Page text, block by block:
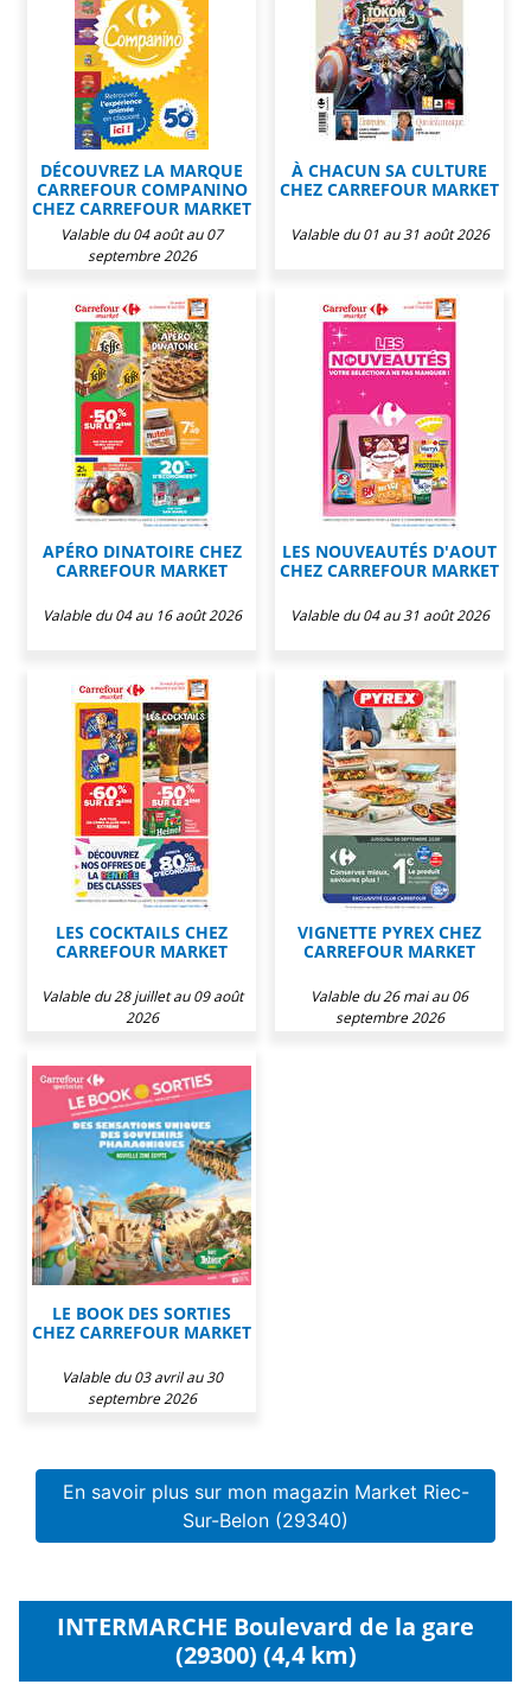
DÉCOUVREZ LA MARQUE
CARREFOUR COMPANINO
CHEZ CARREFOUR MARKET
Valable du 04 août au 07
septembre 2026
À CHACUN SA CULTURE
CHEZ CARREFOUR MARKET
Valable du 01 au 31 août 2026
APÉRO DINATOIRE CHEZ
CARREFOUR MARKET
Valable du 04 au 16 août 2026
LES NOUVEAUTÉS D'AOUT
CHEZ CARREFOUR MARKET
Valable du 04 au 31 août 2026
LES COCKTAILS CHEZ
CARREFOUR MARKET
Valable du 28 juillet au 09 août
2026
VIGNETTE PYREX CHEZ
CARREFOUR MARKET
Valable du 26 mai au 06
septembre 2026
LE BOOK DES SORTIES
CHEZ CARREFOUR MARKET
Valable du 03 avril au 30
septembre 2026
En savoir plus sur mon magazin Market Riec-
Sur-Belon (29340)
INTERMARCHE Boulevard de la gare
(29300) (4,4 km)